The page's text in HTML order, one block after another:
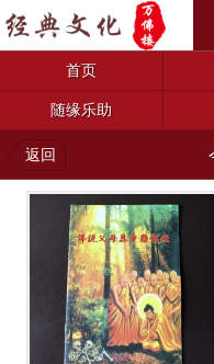
首页
随缘乐助
返回